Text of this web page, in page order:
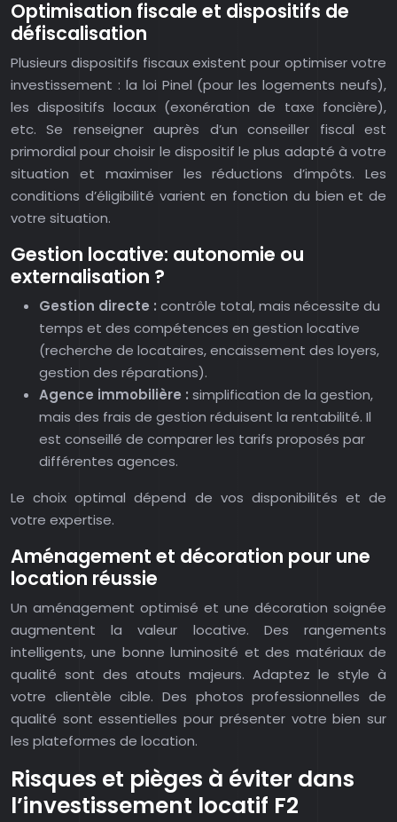
Optimisation fiscale et dispositifs de
défiscalisation
Plusieurs dispositifs fiscaux existent pour optimiser votre
investissement : la loi Pinel (pour les logements neufs),
les dispositifs locaux (exonération de taxe foncière),
etc. Se renseigner auprès d’un conseiller fiscal est
primordial pour choisir le dispositif le plus adapté à votre
situation et maximiser les réductions d’impôts. Les
conditions d’éligibilité varient en fonction du bien et de
votre situation.
Gestion locative: autonomie ou
externalisation ?
Gestion directe : contrôle total, mais nécessite du
temps et des compétences en gestion locative
(recherche de locataires, encaissement des loyers,
gestion des réparations).
Agence immobilière : simplification de la gestion,
mais des frais de gestion réduisent la rentabilité. Il
est conseillé de comparer les tarifs proposés par
différentes agences.
Le choix optimal dépend de vos disponibilités et de
votre expertise.
Aménagement et décoration pour une
location réussie
Un aménagement optimisé et une décoration soignée
augmentent la valeur locative. Des rangements
intelligents, une bonne luminosité et des matériaux de
qualité sont des atouts majeurs. Adaptez le style à
votre clientèle cible. Des photos professionnelles de
qualité sont essentielles pour présenter votre bien sur
les plateformes de location.
Risques et pièges à éviter dans
l’investissement locatif F2